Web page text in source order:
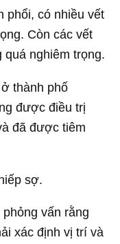
phổi, có nhiều vết
Còn các vết
nghiêm trọng.
thành phố
được điều trị
đã được tiêm
sợ.
vấn rằng
xác định vị trí và